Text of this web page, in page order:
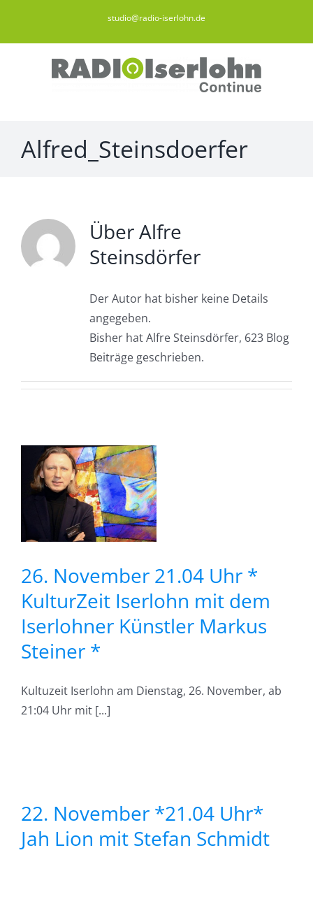
springen
studio@radio-iserlohn.de
Alfred_Steinsdoerfer
ÜberAlfre
Steinsdörfer
Der Autor hat bisher keine Details
angegeben.
Bisher hat Alfre Steinsdörfer, 623 Blog
Beiträge geschrieben.
26. November 21.04 Uhr *
KulturZeit Iserlohn mit dem
Iserlohner Künstler Markus
Steiner *
Kultuzeit Iserlohn am Dienstag, 26. November, ab
21:04 Uhr mit [...]
22. November *21.04 Uhr*
Jah Lion mit Stefan Schmidt